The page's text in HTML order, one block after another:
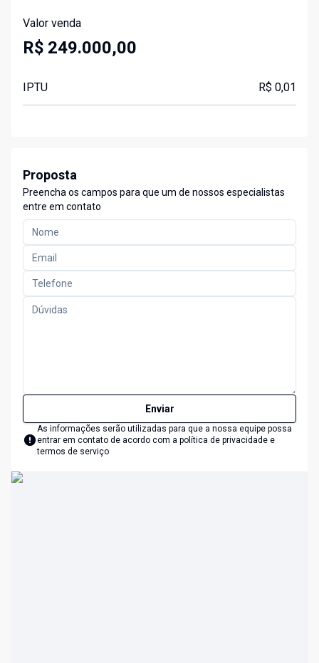
Valor venda
R$ 249.000,00
IPTU R$ 0,01
Proposta
Preencha os campos para que um de nossos especialistas
entre em contato
Enviar
As informações serão utilizadas para que a nossa equipe possa
entrar em contato de acordo com a política de privacidade e
termos de serviço